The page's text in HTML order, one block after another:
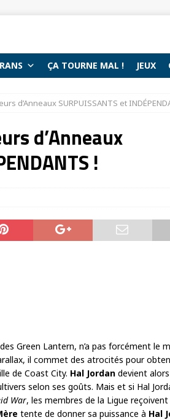
ÇA TOURNE MAL ! JEUX
d’Anneaux SURPUISSANTS et
d’Anneaux
!
Green Lantern, n’a pas forcément le
il commet des atrocités pour
de Coast City. Hal Jordan devient
selon ses goûts. Mais et si Hal
War, les membres de la Ligue reçoivent
tente de donner sa puissance à Hal